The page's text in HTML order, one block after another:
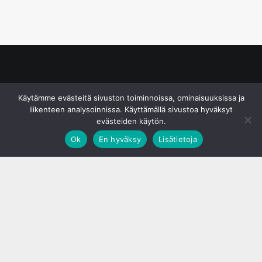
Käytämme evästeitä sivuston toiminnoissa, ominaisuuksissa ja
liikenteen analysoinnissa. Käyttämällä sivustoa hyväksyt
evästeiden käytön.
Ok
En hyväksy Lisätietoja